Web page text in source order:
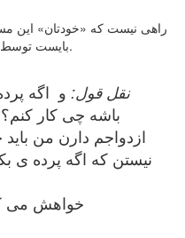
راهی نیست که «خودتان» این
بایست توسط فرد ماهر و متخصص انجام شود.
نقل قول: و اگه
باشه چی کار
ازدواجم دارن من
نیستن که اگه پرده ی
خواهش می